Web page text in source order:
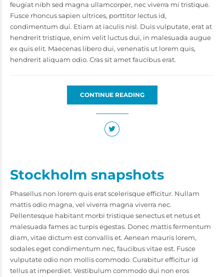
feugiat nibh sed magna ullamcorper, nec viverra mi tristique.
Fusce rhoncus sapien ultrices, porttitor lectus id,
condimentum dui. Etiam at iaculis nisl. Duis vulputate, erat at
hendrerit tristique, enim velit luctus dui, in malesuada augue
ex quis elit. Maecenas libero dui, venenatis ut lorem quis,
hendrerit aliquam odio. Cras sit amet faucibus erat.
CONTINUE READING
Stockholm snapshots
Phasellus non lorem quis erat scelerisque efficitur. Nullam
mattis odio magna, vel viverra magna viverra nec.
Pellentesque habitant morbi tristique senectus et netus et
malesuada fames ac turpis egestas. Donec mattis fermentum
diam, vitae dictum est convallis et. Aenean mauris lorem,
sodales eget condimentum nec, faucibus vitae est. Fusce
vulputate odio non mollis commodo. Curabitur efficitur id
tellus at imperdiet. Vestibulum commodo dui non eros